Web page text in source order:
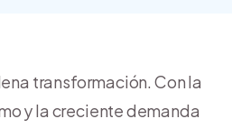
transformación. Con la
y la creciente demanda